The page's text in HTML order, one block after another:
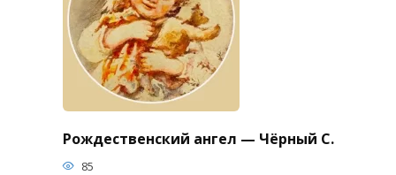
Рождественский ангел — Чёрный С.
85